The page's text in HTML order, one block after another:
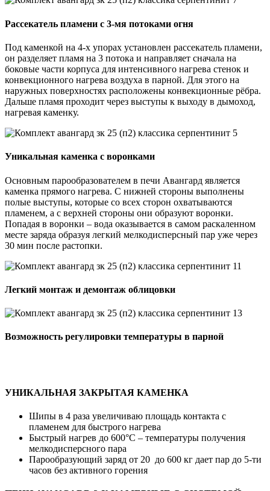
Рассекатель пламени с 3-мя потоками огня
Под каменкой на 4-х упорах установлен рассекатель пламени,
он разделяет пламя на 3 потока и направляет сначала на
боковые части корпуса для интенсивного нагрева стенок и
конвекционного нагрева воздуха в парной. Для этого на
наружных поверхностях расположены конвекционные рёбра.
Дальше пламя проходит через выступы к выходу в дымоход,
нагревая каменку.
Уникальная каменка с воронками
Основным парообразователем в печи Авангард является
каменка прямого нагрева. С нижней стороны выполнены
полые выступы, которые со всех сторон охватываются
пламенем, а с верхней стороны они образуют воронки.
Попадая в воронки – вода оказывается в самом раскаленном
месте заряда образуя легкий мелкодисперсный пар уже через
30 мин после растопки.
Легкий монтаж и демонтаж облицовки
Возможность регулировки температуры в парной
УНИКАЛЬНАЯ ЗАКРЫТАЯ КАМЕНКА
Шипы в 4 раза увеличиваю площадь контакта с
пламенем для быстрого нагрева
Быстрый нагрев до 600°С – температуры получения
мелкодисперсного пара
Парообразующий заряд от 20 до 600 кг дает пар до 5-ти
часов без активного горения